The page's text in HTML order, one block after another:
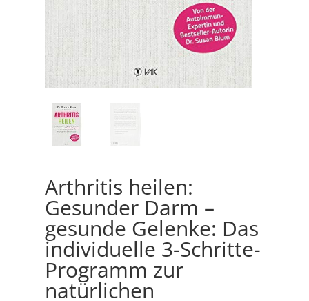
Arthritis heilen:
Gesunder Darm –
gesunde Gelenke: Das
individuelle 3-Schritte-
Programm zur
natürlichen